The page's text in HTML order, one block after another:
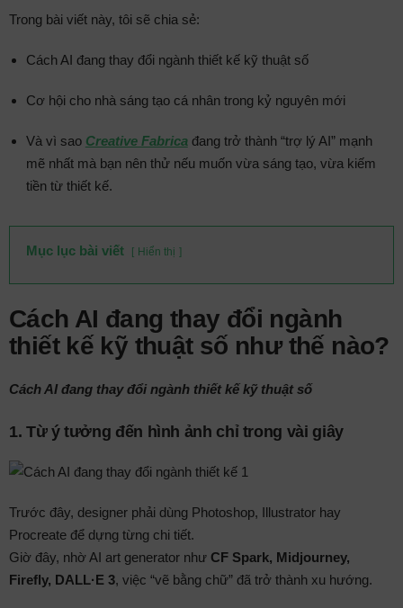
Trong bài viết này, tôi sẽ chia sẻ:
Cách AI đang thay đổi ngành thiết kế kỹ thuật số
Cơ hội cho nhà sáng tạo cá nhân trong kỷ nguyên mới
Và vì sao Creative Fabricađang trở thành “trợ lý AI” mạnh
mẽ nhất mà bạn nên thử nếu muốn vừa sáng tạo, vừa kiếm
tiền từ thiết kế.
Mục lục bài viết Hiển thị
Cách AI đang thay đổi ngành
thiết kế kỹ thuật số như thế nào?
Cách AI đang thay đổi ngành thiết kế kỹ thuật số
1. Từ ý tưởng đến hình ảnh chỉ trong vài giây
Trước đây, designer phải dùng Photoshop, Illustrator hay
Procreate để dựng từng chi tiết.
Giờ đây, nhờ AI art generator như CF Spark, Midjourney,
Firefly, DALL·E 3, việc “vẽ bằng chữ” đã trở thành xu hướng.